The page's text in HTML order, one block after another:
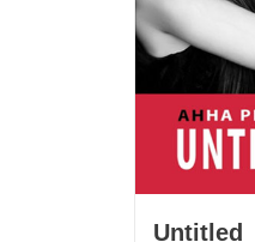
Untitled